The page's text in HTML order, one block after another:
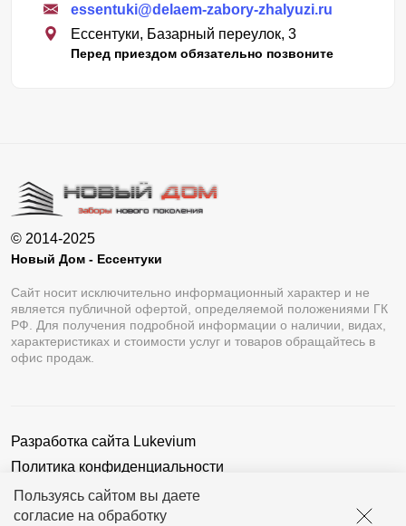
Пользуясь сайтом вы даете
согласие на обработку
essentuki@delaem-zabory-zhalyuzi.ru
Ессентуки, Базарный переулок, 3
Перед приездом обязательно позвоните
© 2014-2025
Новый Дом - Ессентуки
Сайт носит исключительно информационный характер и не
является публичной офертой, определяемой положениями ГК
РФ. Для получения подробной информации о наличии, видах,
характеристиках и стоимости услуг и товаров обращайтесь в
офис продаж.
Разработка сайта Lukevium
Политика конфиденциальности
Пользовательское соглашение